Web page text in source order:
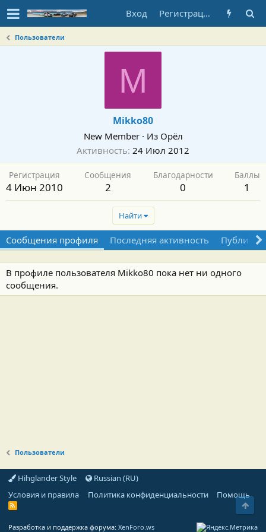
Вход Регистрация
Пользователи
M
Mikko80
New Member · Из Орёл
Активность 24 Июл 2012
Регистрация
4 Июн 2010
Сообщения
2
Благодарности
0
Баллы
1
Найти
Сообщения профиля Последняя активность
В профиле пользователя Mikko80 пока нет ни одного
сообщения.
Пользователи
Hihglander Style
Russian (RU)
Условия и правила
Политика конфиденциальности Помощь
R
Разработка и поддержка форума: XenForo.ws